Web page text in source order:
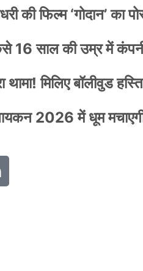
की फिल्म ‘गोदान’
16 साल की उम्र में
मिलिए बॉलीवुड
2026 में धूम